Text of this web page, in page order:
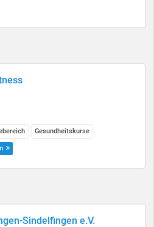
Gesundheitskurse
Sindelfingen e.V.